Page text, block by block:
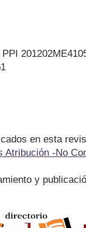
en esta
Atribución -No
y